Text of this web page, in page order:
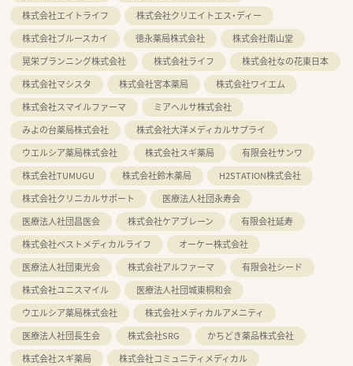
株式会社エイトライフ
株式会社クリエイトエス・ディー
株式会社ブルースカイ
徳永薬局株式会社
株式会社南山堂
晃栄プランニング株式会社
株式会社ライフ
株式会社なの花東日本
株式会社マシスタ
株式会社宮本薬局
株式会社ワイエム
株式会社スマイルファーマ
ミアヘルサ株式会社
みよの台薬局株式会社
株式会社大洋メディカルサプライ
ウエルシア薬局株式会社
株式会社スギ薬局
有限会社サンワ
株式会社TUMUGU
株式会社鈴木薬局
H2STATION株式会社
株式会社クリニカルサポート
医療法人社団永寿会
医療法人社団昌医会
株式会社ケアブレーン
有限会社延寿
株式会社ベストメディカルライフ
オーケー株式会社
医療法人社団東光会
株式会社アルファーマ
有限会社シード
株式会社ユニスマイル
医療法人社団城東桐和会
ウエルシア薬局株式会社
株式会社メディカルアメニティ
医療法人社団長生会
株式会社SRG
かちどき薬品株式会社
株式会社スギ薬局
株式会社コミュニティメディカル